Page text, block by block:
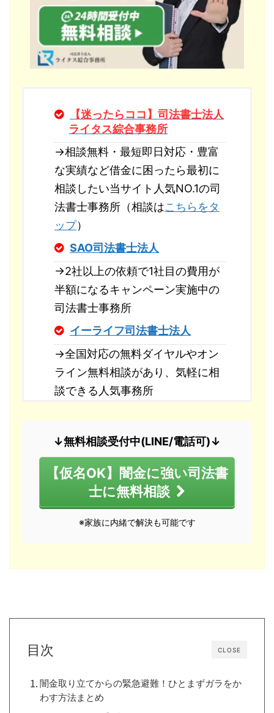
【迷ったらココ】司法書士法人
ライタス綜合事務所
→相談無料・最短即日対応・豊富
な実績など借金に困ったら最初に
相談したい当サイト人気NO.1の司
法書士事務所（相談はこちらをタ
ップ）
SAO司法書士法人
→2社以上の依頼で1社目の費用が
半額になるキャンペーン実施中の
司法書士事務所
イーライフ司法書士法人
→全国対応の無料ダイヤルやオン
ライン無料相談があり、気軽に相
談できる人気事務所
↓無料相談受付中(LINE/電話可)↓
【仮名OK】闇金に強い司法書
士に無料相談
※家族に内緒で解決も可能です
CLOSE
目次
闇金取り立てからの緊急避難！ひとまずガラをか
わす方法まとめ